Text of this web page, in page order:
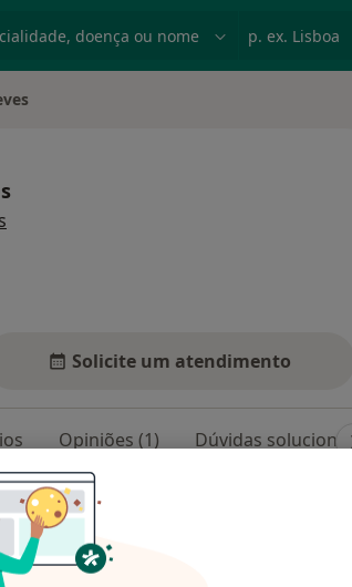
Solicite um atendimento
Opiniões (1) Dúvidas
do Centro Hospitalar de Vila Nova